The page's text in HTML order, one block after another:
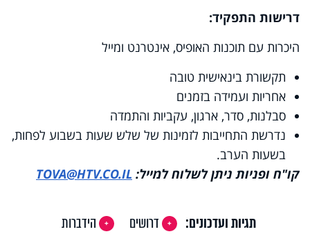
דרישות התפקיד:
היכרות עם תוכנות האופיס, אינטרנט ומייל
תקשורת בינאישית טובה
אחריות ועמידה בזמנים
סבלנות, סדר, ארגון, עקביות והתמדה
נדרשת התחייבות לזמינות של שלש שעות בשבוע לפחות,
בשעות הערב.
קו"ח ופניות ניתן לשלוח למייל: TOVA@HTV.CO.IL
תגיות ועדכונים: דרושים
הידברות